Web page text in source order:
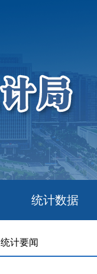
统计数据
统计要闻